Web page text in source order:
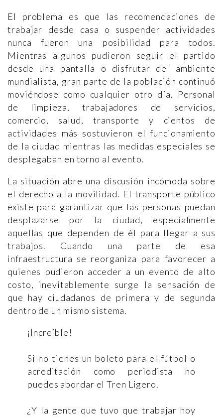
El problema es que las recomendaciones de
trabajar desde casa o suspender actividades
nunca fueron una posibilidad para todos.
Mientras algunos pudieron seguir el partido
desde una pantalla o disfrutar del ambiente
mundialista, gran parte de la población continuó
moviéndose como cualquier otro día. Personal
de limpieza, trabajadores de servicios,
comercio, salud, transporte y cientos de
actividades más sostuvieron el funcionamiento
de la ciudad mientras las medidas especiales se
desplegaban en torno al evento.
La situación abre una discusión incómoda sobre
el derecho a la movilidad. El transporte público
existe para garantizar que las personas puedan
desplazarse por la ciudad, especialmente
aquellas que dependen de él para llegar a sus
trabajos. Cuando una parte de esa
infraestructura se reorganiza para favorecer a
quienes pudieron acceder a un evento de alto
costo, inevitablemente surge la sensación de
que hay ciudadanos de primera y de segunda
dentro de un mismo sistema.
¡Increíble!
Si no tienes un boleto para el fútbol o
acreditación como periodista no
puedes abordar el Tren Ligero.
¿Y la gente que tuvo que trabajar hoy